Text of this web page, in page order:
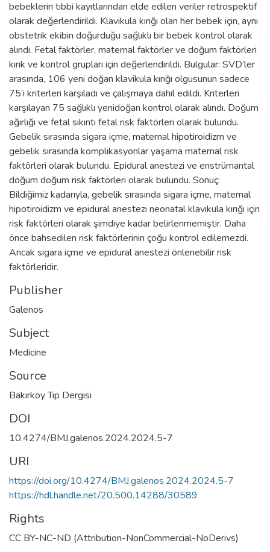
bebeklerin tıbbi kayıtlarından elde edilen veriler retrospektif
olarak değerlendirildi. Klavikula kırığı olan her bebek için, aynı
obstetrik ekibin doğurduğu sağlıklı bir bebek kontrol olarak
alındı. Fetal faktörler, maternal faktörler ve doğum faktörleri
kırık ve kontrol grupları için değerlendirildi. Bulgular: SVD’ler
arasında, 106 yeni doğan klavikula kırığı olgusunun sadece
75’i kriterleri karşıladı ve çalışmaya dahil edildi. Kriterleri
karşılayan 75 sağlıklı yenidoğan kontrol olarak alındı. Doğum
ağırlığı ve fetal sıkıntı fetal risk faktörleri olarak bulundu.
Gebelik sırasında sigara içme, maternal hipotiroidizm ve
gebelik sırasında komplikasyonlar yaşama maternal risk
faktörleri olarak bulundu. Epidural anestezi ve enstrümantal
doğum doğum risk faktörleri olarak bulundu. Sonuç:
Bildiğimiz kadarıyla, gebelik sırasında sigara içme, maternal
hipotiroidizm ve epidural anestezi neonatal klavikula kırığı için
risk faktörleri olarak şimdiye kadar belirlenmemiştir. Daha
önce bahsedilen risk faktörlerinin çoğu kontrol edilemezdi.
Ancak sigara içme ve epidural anestezi önlenebilir risk
faktörleridir.
Publisher
Galenos
Subject
Medicine
Source
Bakırköy Tıp Dergisi
DOI
10.4274/BMJ.galenos.2024.2024.5-7
URI
https://doi.org/10.4274/BMJ.galenos.2024.2024.5-7
https://hdl.handle.net/20.500.14288/30589
Rights
CC BY-NC-ND (Attribution-NonCommercial-NoDerivs)